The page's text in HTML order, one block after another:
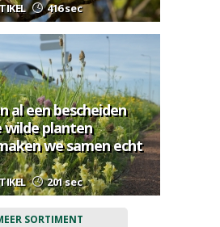
416 sec
al een bescheiden
planten
we samen echt
201 sec
SORTIMENT